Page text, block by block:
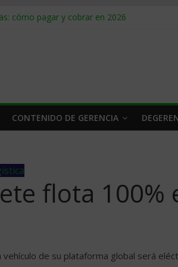
cómo pagar y cobrar en 2026
de suministro: qué hacer
cómo segmentarlo y venderle
CONTENIDO DE GERENCIA
flota 100%
de su plataforma global será